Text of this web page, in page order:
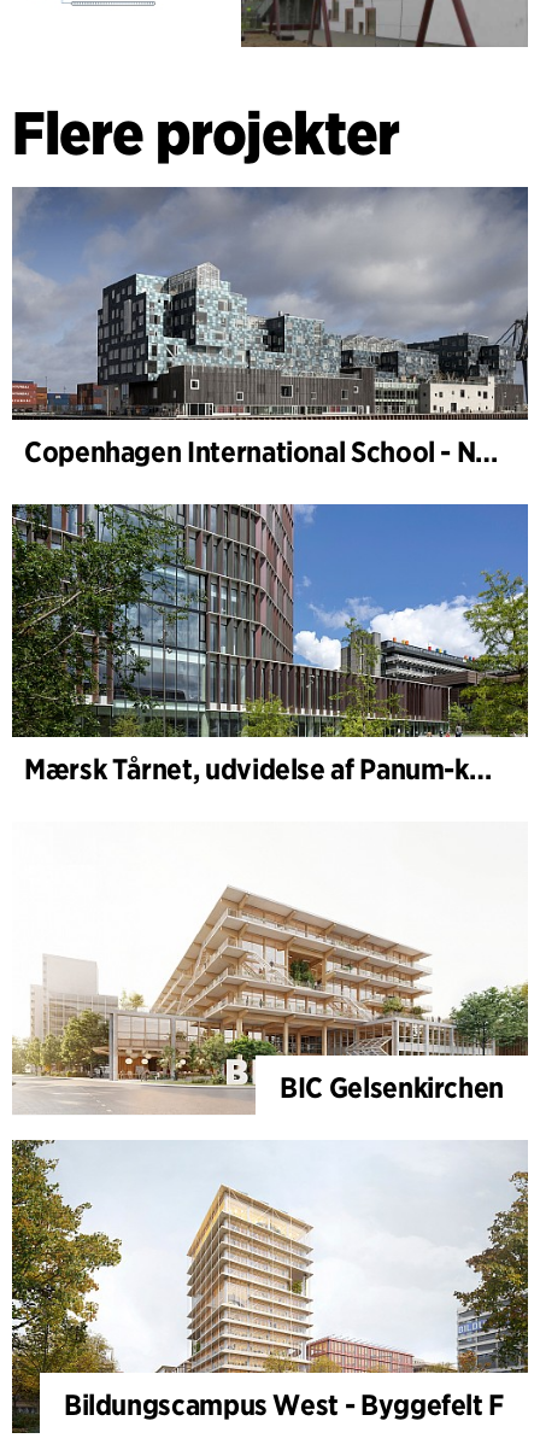
Flere projekter
Copenhagen International School - Nordhavn
Mærsk Tårnet, udvidelse af Panum-komplekset
BIC Gelsenkirchen
Bildungscampus West - Byggefelt F